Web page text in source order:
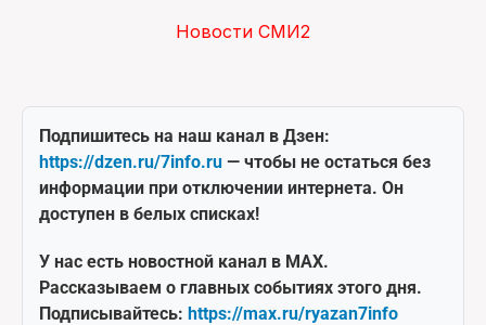
Новости СМИ2
Подпишитесь на наш канал в Дзен:
https://dzen.ru/7info.ru — чтобы не остаться без
информации при отключении интернета. Он
доступен в белых списках!
У нас есть новостной канал в MAX.
Рассказываем о главных событиях этого дня.
Подписывайтесь: https://max.ru/ryazan7info